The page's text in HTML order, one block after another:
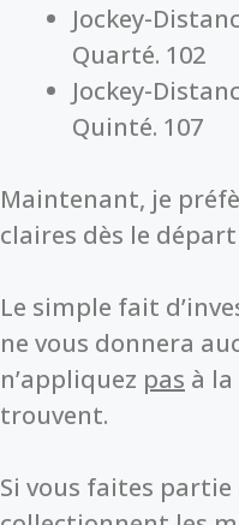
Jockey-
Quarté. 102
Jockey-
Quinté. 107
Maintenant, je
claires dès le départ
Le simple fait
ne vous donnera
n’appliquez pas à
trouvent.
Si vous faites